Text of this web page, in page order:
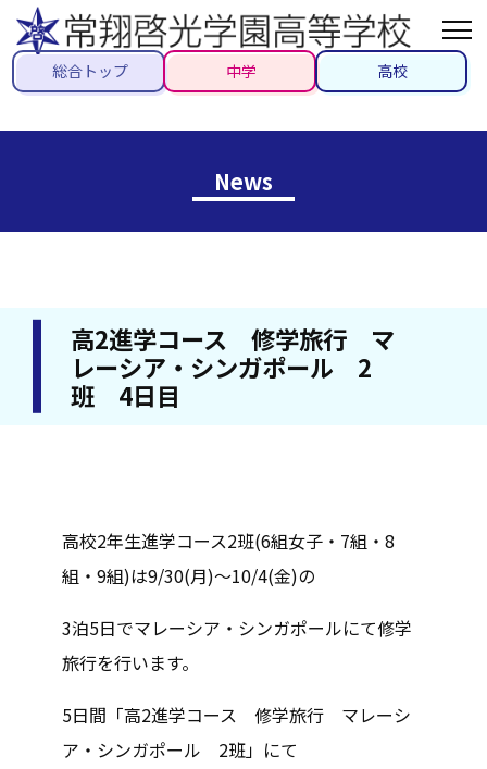
総合トップ 中学 高校
News
高2進学コース 修学旅行 マ
レーシア・シンガポール 2
班 4日目
高校2年生進学コース2班(6組女子・7組・8
組・9組)は9/30(月)〜10/4(金)の
3泊5日でマレーシア・シンガポールにて修学
旅行を行います。
5日間「高2進学コース 修学旅行 マレーシ
ア・シンガポール 2班」にて